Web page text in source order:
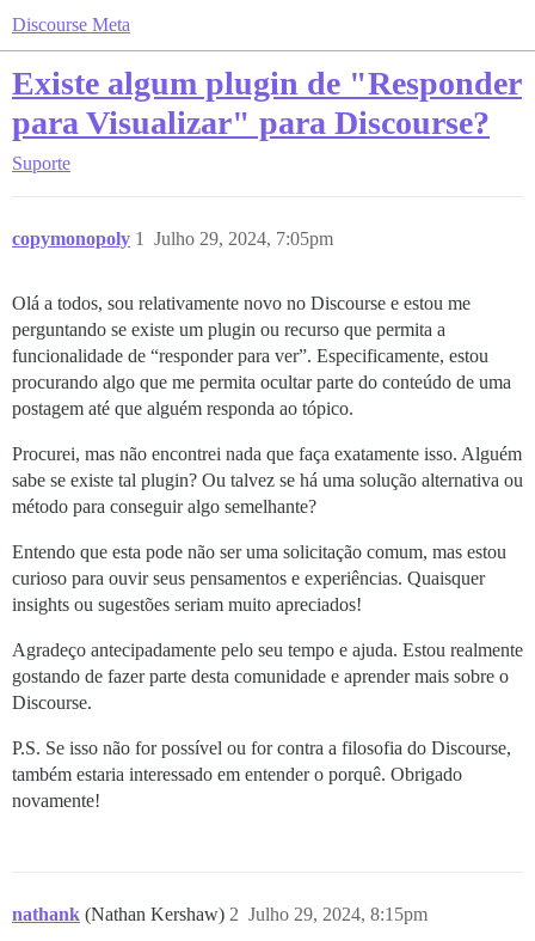
Discourse Meta
Existe algum plugin de "Responder
para Visualizar" para Discourse?
Suporte
copymonopoly Julho 29, 2024, 7:05pm
1
Olá a todos, sou relativamente novo no Discourse e estou me
perguntando se existe um plugin ou recurso que permita a
funcionalidade de “responder para ver”. Especificamente, estou
procurando algo que me permita ocultar parte do conteúdo de uma
postagem até que alguém responda ao tópico.
Procurei, mas não encontrei nada que faça exatamente isso. Alguém
sabe se existe tal plugin? Ou talvez se há uma solução alternativa ou
método para conseguir algo semelhante?
Entendo que esta pode não ser uma solicitação comum, mas estou
curioso para ouvir seus pensamentos e experiências. Quaisquer
insights ou sugestões seriam muito apreciados!
Agradeço antecipadamente pelo seu tempo e ajuda. Estou realmente
gostando de fazer parte desta comunidade e aprender mais sobre o
Discourse.
P.S. Se isso não for possível ou for contra a filosofia do Discourse,
também estaria interessado em entender o porquê. Obrigado
novamente!
nathank (Nathan Kershaw) Julho 29, 2024, 8:15pm
2